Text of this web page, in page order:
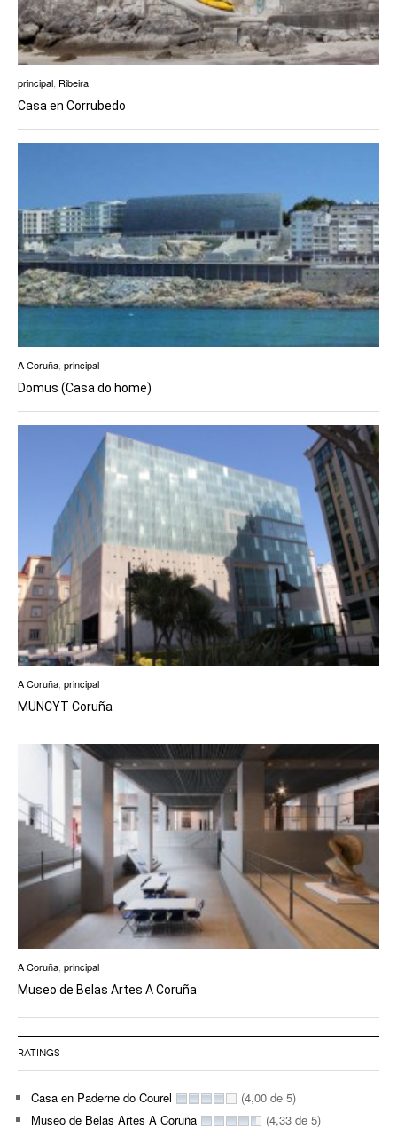
principal Ribeira
Casa en Corrubedo
A Coruña, principal
Domus (Casa do home)
A Coruña principal
MUNCYT Coruña
A Coruña principal
Museo de Belas Artes A Coruña
RATINGS
Casa en Paderne do Courel
(4,00 de 5)
Museo de Belas Artes A Coruña
(4,33 de 5)